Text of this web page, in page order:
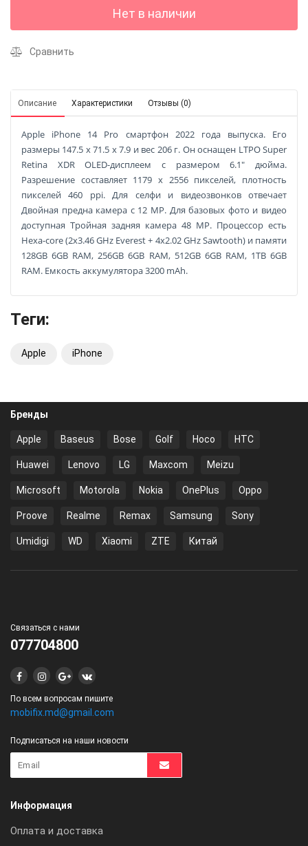
Нет в наличии
Сравнить
Описание Характеристики Отзывы (0)
Apple iPhone 14 Pro смартфон 2022 года выпуска. Его
размеры 147.5 x 71.5 x 7.9 и вес 206 г. Он оснащен LTPO Super
Retina XDR OLED-дисплеем с размером 6.1" дюйма.
Разрешение составляет 1179 x 2556 пикселей, плотность
пикселей 460 ppi. Для селфи и видеозвонков отвечает
Двойная предна камера с 12 MP. Для базовых фото и видео
доступная Тройная задняя камера 48 MP. Процессор есть
Hexa-core (2x3.46 GHz Everest + 4x2.02 GHz Sawtooth) и памяти
128GB 6GB RAM, 256GB 6GB RAM, 512GB 6GB RAM, 1TB 6GB
RAM. Емкость аккумулятора 3200 mAh.
Теги:
Apple iPhone
Бренды
Apple Baseus Bose Golf Hoco HTC
Huawei Lenovo LG Maxcom Meizu
Microsoft Motorola Nokia OnePlus Oppo
Proove Realme Remax Samsung Sony
Umidigi WD Xiaomi ZTE Китай
Связаться с нами
077704800
По всем вопросам пишите
mobifix.md@gmail.com
Подписаться на наши новости
Информация
Оплата и доставка